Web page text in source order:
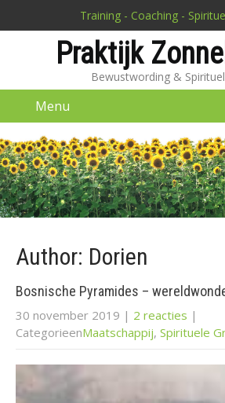
Training - Coaching -
Praktijk
Bewustwording &
Menu
Author: Dorien
Bosnische Pyramides –
30 november 2019 | 2 reacties |
CategorieenMaatschappij, Spirituele